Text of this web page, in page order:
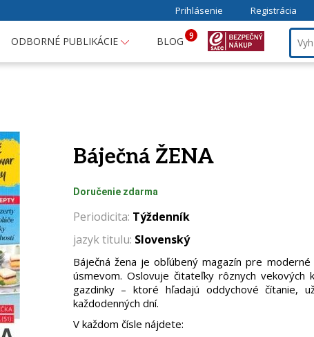
Prihlásenie Registrácia
ODBORNÉ PUBLIKÁCIE BLOG 9
Báječná ŽENA
Doručenie zdarma
Periodicita: Týždenník
jazyk titulu: Slovenský
Báječná žena je obľúbený magazín pre
úsmevom. Oslovuje čitateľky rôznych
gazdinky – ktoré hľadajú oddychové čítanie,
každodenných dní.
V každom čísle nájdete: